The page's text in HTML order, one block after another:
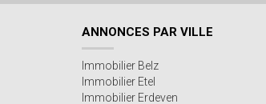
ANNONCES PAR VILLE
Immobilier Belz
Immobilier Etel
Immobilier Erdeven